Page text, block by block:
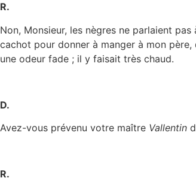
R.
Non, Monsieur, les nègres ne parlaient pas
cachot pour donner à manger à mon
une odeur fade ; il y faisait très chaud.
D.
Avez-vous prévenu votre maître Vallentin
R.